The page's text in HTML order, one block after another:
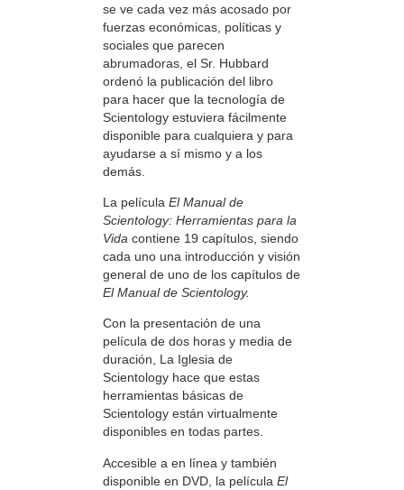
se ve cada vez más acosado por
fuerzas económicas, políticas y
sociales que parecen
abrumadoras, el Sr. Hubbard
ordenó la publicación del libro
para hacer que la tecnología de
Scientology estuviera fácilmente
disponible para cualquiera y para
ayudarse a sí mismo y a los
demás.
La película El Manual de
Scientology: Herramientas para la
Vida contiene 19 capítulos, siendo
cada uno una introducción y visión
general de uno de los capítulos de
El Manual de Scientology.
Con la presentación de una
película de dos horas y media de
duración, La Iglesia de
Scientology hace que estas
herramientas básicas de
Scientology están virtualmente
disponibles en todas partes.
Accesible a en línea y también
disponible en DVD, la película El